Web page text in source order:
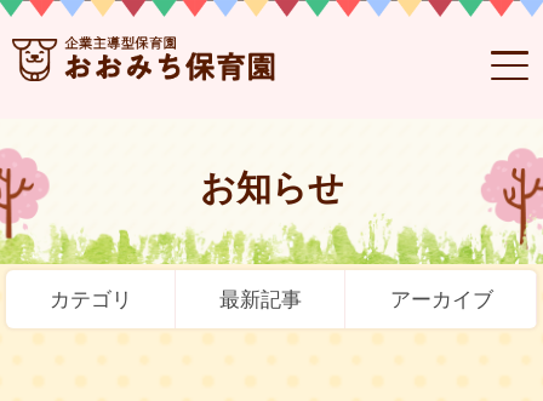
お知らせ
カテゴリ 最新記事 アーカイブ